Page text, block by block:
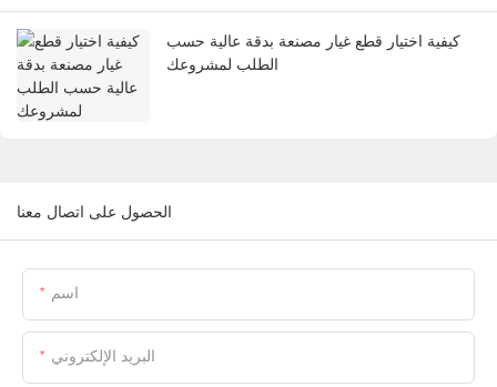
كيفية اختيار قطع غيار مصنعة بدقة عالية حسب
الطلب لمشروعك
الحصول على اتصال معنا
اسم
البريد الإلكتروني